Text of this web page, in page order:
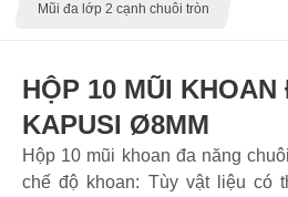
Mũi đa lớp 2 cạnh chuôi tròn
HỘP 10 MŨI
KAPUSI Ø8MM
Hộp 10 mũi khoan đa năng
chế độ khoan: Tùy vật liệu có